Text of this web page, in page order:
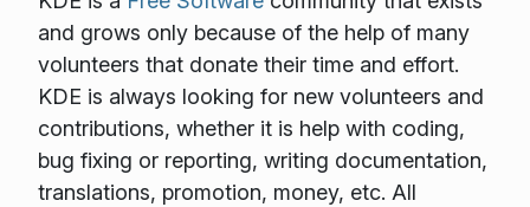
and grows only because of the help of many
volunteers that donate their time and effort.
KDE is always looking for new volunteers and
contributions, whether it is help with coding,
bug fixing or reporting, writing documentation,
translations, promotion, money, etc. All